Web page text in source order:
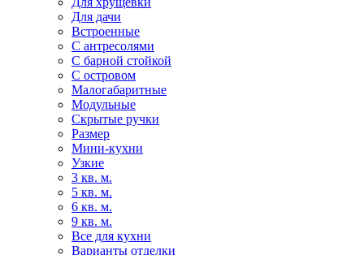
Для дачи
Встроенные
С антресолями
С барной стойкой
С островом
Малогабаритные
Модульные
Скрытые ручки
Размер
Мини-кухни
Узкие
3 кв. м.
5 кв. м.
6 кв. м.
9 кв. м.
Все для кухни
Варианты отделки